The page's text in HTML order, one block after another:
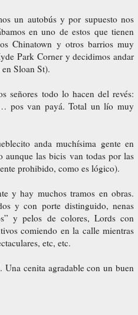
un autobús y por supuesto nos
en uno de estos que tienen
Chinatown y otros barrios muy
Park Corner y decidimos andar
Sloan St).
señores todo lo hacen del revés:
pos van payá. Total un lío muy
anda muchísima gente en
las bicis van todas por las
prohibido, como es lógico).
y hay muchos tramos en obras.
y con porte distinguido, nenas
y pelos de colores, Lords con
comiendo en la calle mientras
etc, etc.
Una cenita agradable con un buen